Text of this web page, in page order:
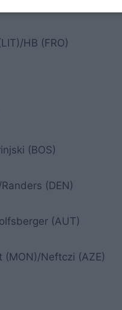
Saloniki (GRE)
HB (FRO)
(BOS)
(DEN)
(AUT)
(MON)/Neftczi (AZE)